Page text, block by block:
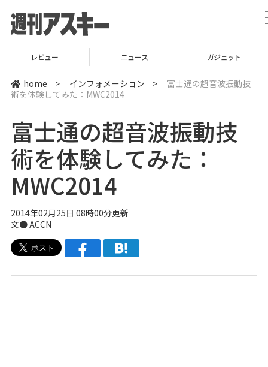
レビュー ニュース ガジェット
home > インフォメーション >
富士通の超音波振動技
術を体験してみた：MWC2014
富士通の超音波振動技
術を体験してみた：
MWC2014
2014年02月25日 08時00分更新
文●ACCN